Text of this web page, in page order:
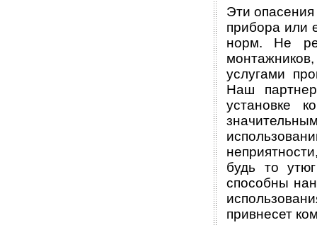
Эти
прибора или
норм. Не
услугами
Наш
установке
будь то
способны
привнесет